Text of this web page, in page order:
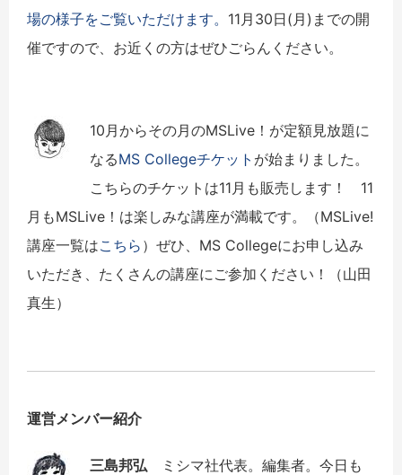
場の様子をご覧いただけます。 11月30日(月)までの開
催ですので、お近くの方はぜひごらんください。
10月からその月のMSLive！が定額見放題に
なるMS Collegeチケット が始まりました。
こちらのチケットは11月も販売します！ 11
月もMSLive！は楽しみな講座が満載です。（MSLive!
講座一覧はこちら ）ぜひ、MS Collegeにお申し込み
いただき、たくさんの講座にご参加ください！（山田
真生）
運営メンバー紹介
三島邦弘 ミシマ社代表。編集者。今日も